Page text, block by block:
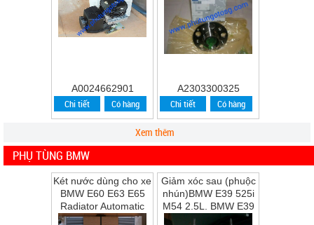
A0024662901
Chi tiết Có hàng
A2303300325
Chi tiết Có hàng
Xem thêm
PHỤ TÙNG BMW
Két nước dùng cho xe
BMW E60 E63 E65
Radiator Automatic
Transmission
Giảm xóc sau (phuộc
nhún)BMW E39 525i
M54 2.5L, BMW E39
528i M52 2.8L, BMW